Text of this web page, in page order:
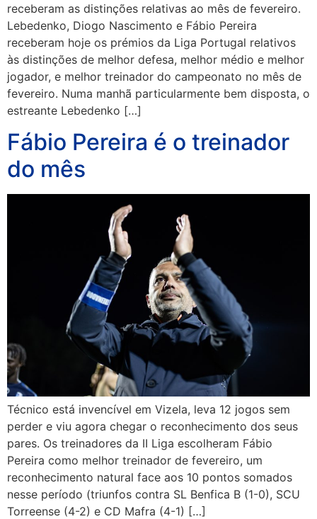
receberam as distinções relativas ao mês de fevereiro.
Lebedenko, Diogo Nascimento e Fábio Pereira
receberam hoje os prémios da Liga Portugal relativos
às distinções de melhor defesa, melhor médio e melhor
jogador, e melhor treinador do campeonato no mês de
fevereiro. Numa manhã particularmente bem disposta, o
estreante Lebedenko […]
Fábio Pereira é o treinador
do mês
Técnico está invencível em Vizela, leva 12 jogos sem
perder e viu agora chegar o reconhecimento dos seus
pares. Os treinadores da II Liga escolheram Fábio
Pereira como melhor treinador de fevereiro, um
reconhecimento natural face aos 10 pontos somados
nesse período (triunfos contra SL Benfica B (1-0), SCU
Torreense (4-2) e CD Mafra (4-1) […]